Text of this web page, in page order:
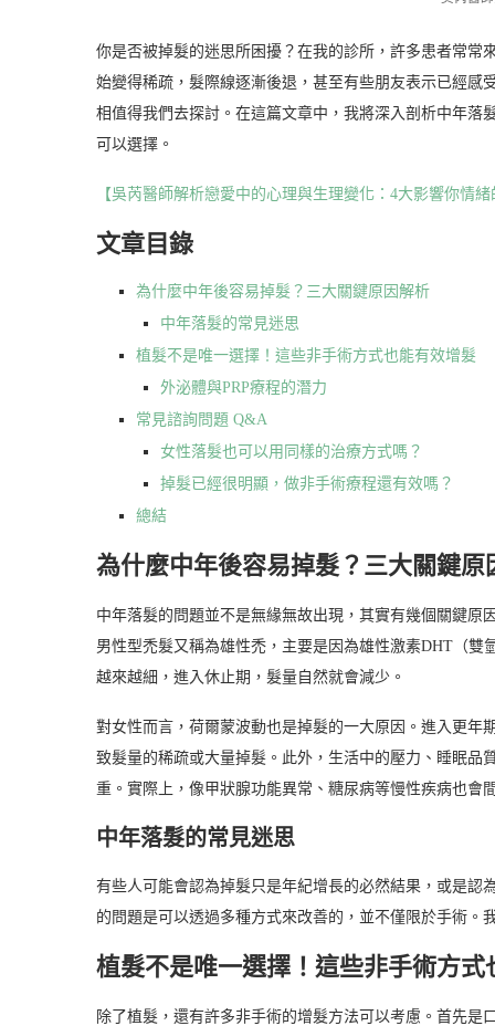
你是否被掉髮的迷思所困擾？在我的診所，許多患者常常
始變得稀疏，髮際線逐漸後退，甚至有些朋友表示已經感
相值得我們去探討。在這篇文章中，我將深入剖析中年落
可以選擇。
【吳芮醫師解析戀愛中的心理與生理變化：4大影響你情
文章目錄
為什麼中年後容易掉髮？三大關鍵原因解析
中年落髮的常見迷思
植髮不是唯一選擇！這些非手術方式也能有效增髮
外泌體與PRP療程的潛力
常見諮詢問題 Q&A
女性落髮也可以用同樣的治療方式嗎？
掉髮已經很明顯，做非手術療程還有效嗎？
總結
為什麼中年後容易掉髮？三大關鍵原
中年落髮的問題並不是無緣無故出現，其實有幾個關鍵
男性型禿髮又稱為雄性禿，主要是因為雄性激素DHT（
越來越細，進入休止期，髮量自然就會減少。
對女性而言，荷爾蒙波動也是掉髮的一大原因。進入更年
致髮量的稀疏或大量掉髮。此外，生活中的壓力、睡眠品
重。實際上，像甲狀腺功能異常、糖尿病等慢性疾病也會
中年落髮的常見迷思
有些人可能會認為掉髮只是年紀增長的必然結果，或是認
的問題是可以透過多種方式來改善的，並不僅限於手術
植髮不是唯一選擇！這些非手術方式
除了植髮，還有許多非手術的增髮方法可以考慮。首先是